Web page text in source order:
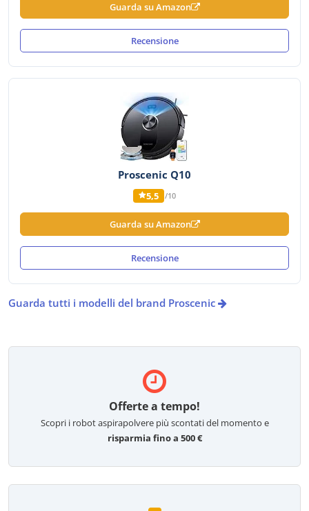
Guarda su Amazon
Recensione
Proscenic Q10
5,5 /10
Guarda su Amazon
Recensione
Guarda tutti i modelli del brand Proscenic
Offerte a tempo!
Scopri i robot aspirapolvere più scontati del momento e
risparmia fino a 500 €